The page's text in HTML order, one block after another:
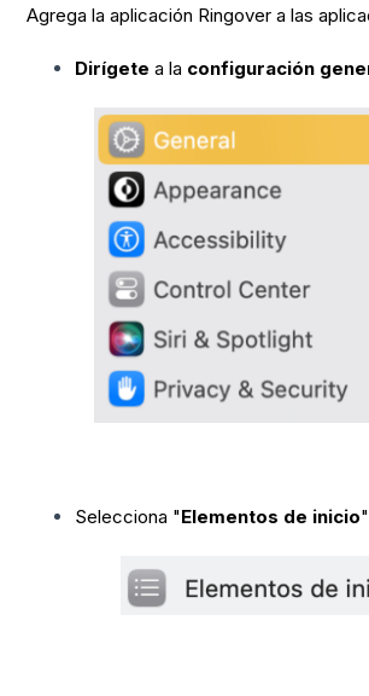
Agrega la aplicación Ringover a las
Dirígete a la configuración
Selecciona "Elementos de inicio